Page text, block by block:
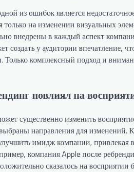
из ошибок является
только на изменении визуальных
внедрены в каждый аспект
создать у аудитории впечатление,
Только комплексный подход и
повлиял на
существенно изменить
направления для изменений.
имидж компании,
компания Apple после
сказалось на восприятии